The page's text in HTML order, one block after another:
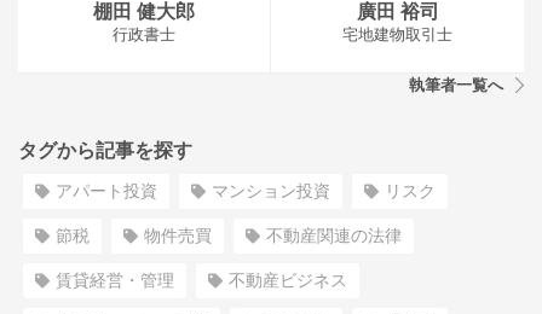
棚田 健大郎
行政書士
廣田 裕司
宅地建物取引士
執筆者一覧へ
タグから記事を探す
アパート投資 マンション投資 リスク
節税 物件売買 不動産関連の法律
賃貸経営・管理 不動産ビジネス